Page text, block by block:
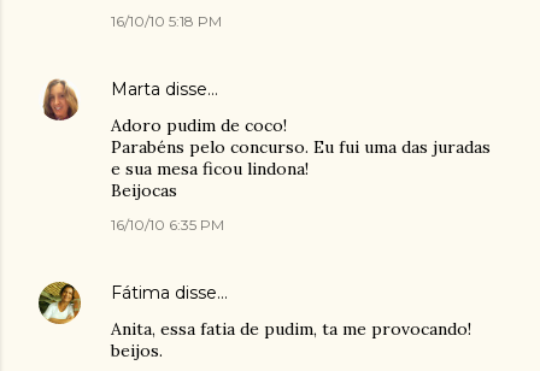
16/10/10 5:18 PM
Marta disse…
Adoro pudim de coco!
Parabéns pelo concurso. Eu fui uma das juradas
e sua mesa ficou lindona!
Beijocas
16/10/10 6:35 PM
Fátima disse…
Anita, essa fatia de pudim, ta me provocando!
beijos.